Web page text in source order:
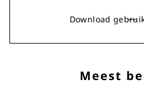
Download
Meest